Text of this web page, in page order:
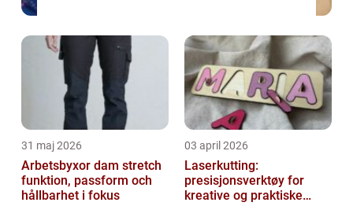
31 maj 2026
Arbetsbyxor dam stretch
funktion, passform och
hållbarhet i fokus
03 april 2026
Laserkutting:
presisjonsverktøy for
kreative og praktiske